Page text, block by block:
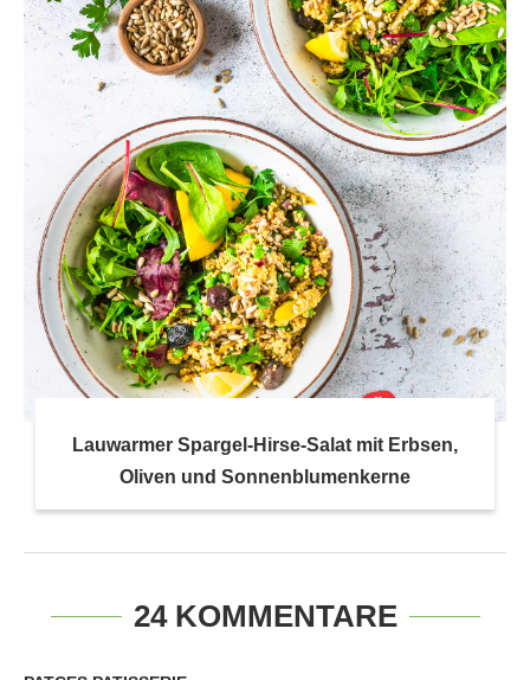
Lauwarmer Spargel-Hirse-Salat mit Erbsen,
Oliven und Sonnenblumenkerne
24 KOMMENTARE